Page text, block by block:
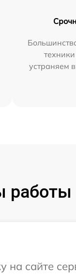
устраняем
работы
на сайте